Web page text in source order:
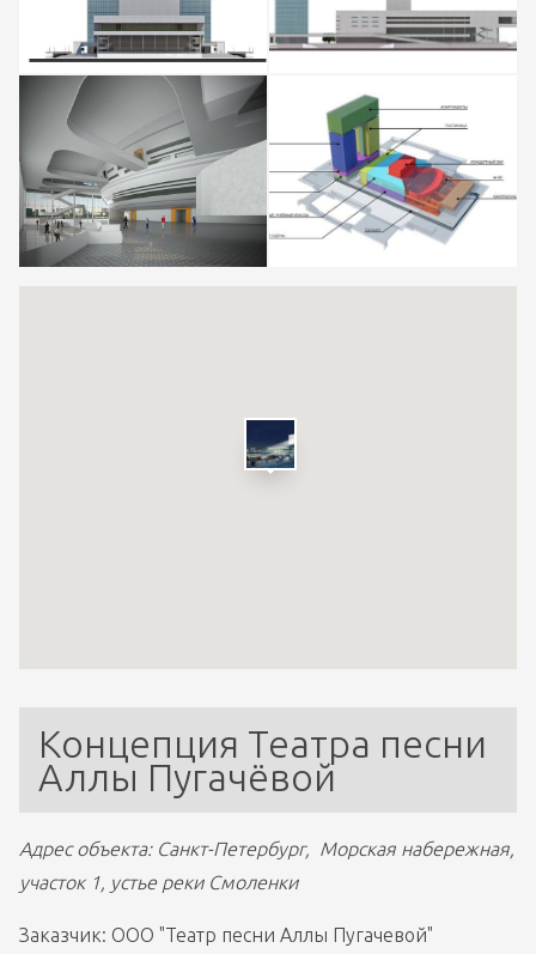
Концепция Театра песни
Аллы Пугачёвой
Адрес объекта: Санкт-Петербург,  Морская набережная,
участок 1, устье реки Смоленки
Заказчик: ООО "Театр песни Аллы Пугачевой"